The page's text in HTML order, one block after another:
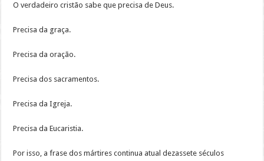
O verdadeiro cristão sabe que precisa de Deus.
Precisa da graça.
Precisa da oração.
Precisa dos sacramentos.
Precisa da Igreja.
Precisa da Eucaristia.
Por isso, a frase dos mártires continua atual dezassete séculos